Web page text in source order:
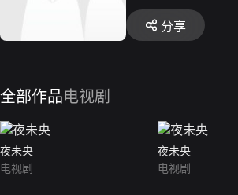
分享
全部作品电视剧
夜未央
电视剧
夜未央
电视剧